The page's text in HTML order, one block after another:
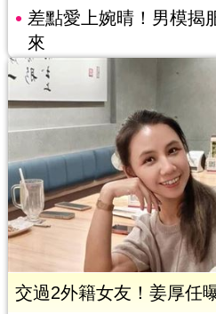
差點愛上婉晴！男模揭
來
交過2外籍女友！姜厚任